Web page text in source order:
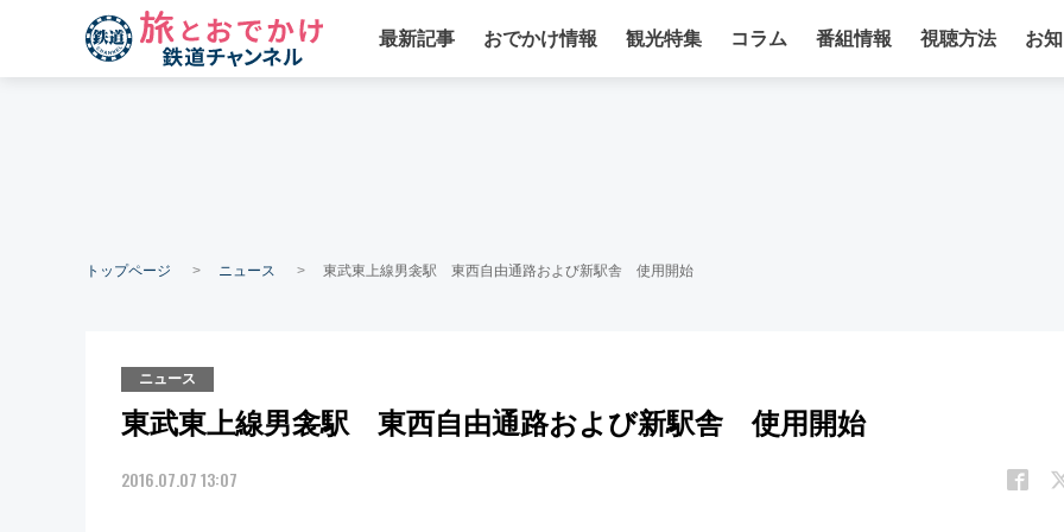
最新記事 おでかけ情報 観光特集 コラム 番組情報 視聴方法 お
トップページ ニュース 東武東上線男衾駅 東西自由通路および新駅舎 使用開始
ニュース
東武東上線男衾駅 東西自由通路および新駅舎 使用開始
2016.07.07 13:07